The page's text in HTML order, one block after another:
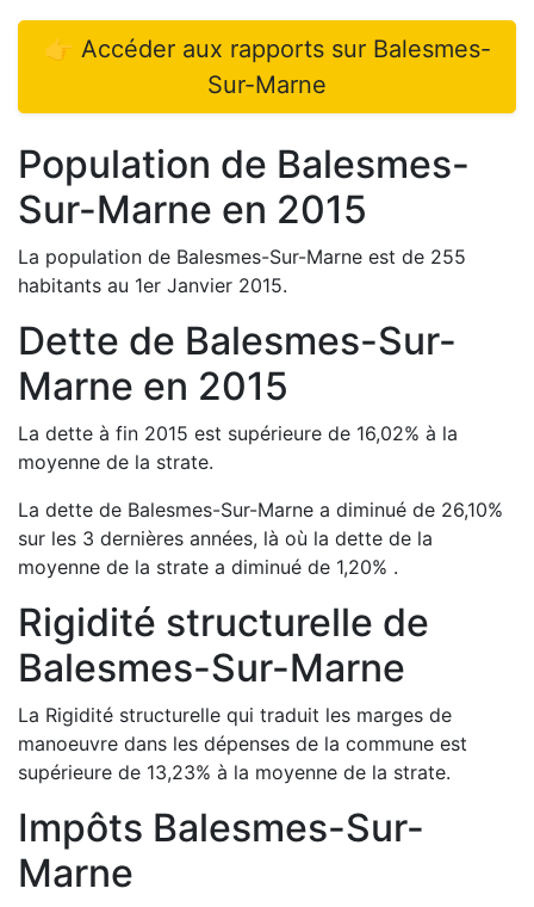
👉 Accéder aux rapports sur Balesmes-
Sur-Marne
Population de Balesmes-
Sur-Marne en 2015
La population de Balesmes-Sur-Marne est de 255
habitants au 1er Janvier 2015.
Dette de Balesmes-Sur-
Marne en 2015
La dette à fin 2015 est supérieure de 16,02% à la
moyenne de la strate.
La dette de Balesmes-Sur-Marne a diminué de 26,10%
sur les 3 dernières années, là où la dette de la
moyenne de la strate a diminué de 1,20% .
Rigidité structurelle de
Balesmes-Sur-Marne
La Rigidité structurelle qui traduit les marges de
manoeuvre dans les dépenses de la commune est
supérieure de 13,23% à la moyenne de la strate.
Impôts Balesmes-Sur-
Marne